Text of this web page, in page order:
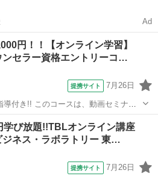
Ad
円！！【オンライン学習】
ンセラー資格エントリーコ…
提携サイト 7月26日
導付き!! このコースは、動画セミナー
セッションが受けられるお得なコー
学び放題!!TBLオンライン講座
ジネス・ラボラトリー 東…
提携サイト 7月26日